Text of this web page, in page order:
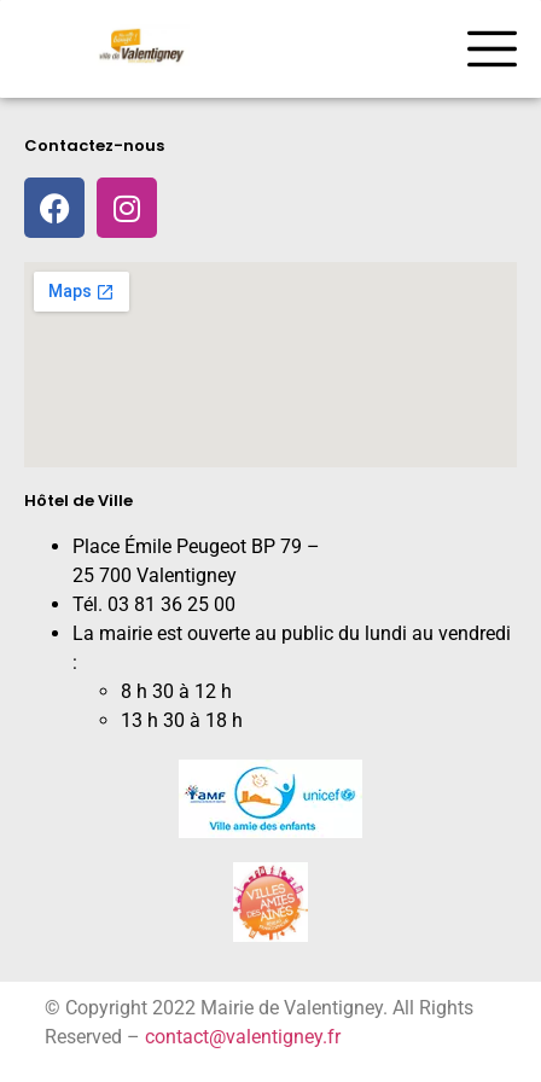
Contactez-nous
Hôtel de Ville
Place Émile Peugeot BP 79 –
25 700 Valentigney
Tél. 03 81 36 25 00
La mairie est ouverte au public du lundi au vendredi
:
8 h 30 à 12 h
13 h 30 à 18 h
© Copyright 2022 Mairie de Valentigney. All Rights
Reserved – contact@valentigney.fr